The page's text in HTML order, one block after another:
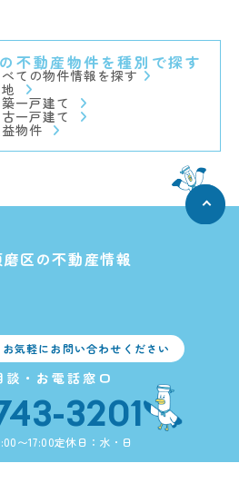
不動産物件を種別で探す
ての物件情報を探す
一戸建て
一戸建て
物件
区の不動産情報
気軽にお問い合わせください
談・お電話窓口
3201
〜17:00定休日：水・日